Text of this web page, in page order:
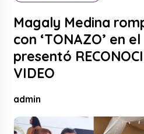
Magaly Medina
con ‘TONAZO’ en
presentó
VIDEO
admin